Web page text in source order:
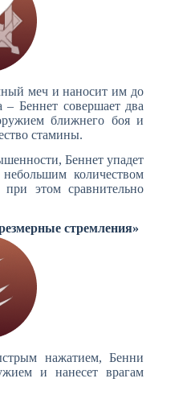
меч и наносит им до
– Беннет совершает два
ближнего боя и
стамины.
Беннет упадет
количеством
этом сравнительно
стремления»
нажатием, Бенни
и нанесет врагам